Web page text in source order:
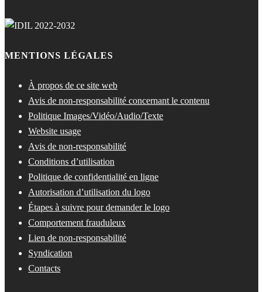
MENTIONS LÉGALES
À propos de ce site web
Avis de non-responsabilité concernant le contenu
Politique Images/Vidéo/Audio/Texte
Website usage
Avis de non-responsabilité
Conditions d’utilisation
Politique de confidentialité en ligne
Autorisation d’utilisation du logo
Étapes à suivre pour demander le logo
Comportement frauduleux
Lien de non-responsabilité
Syndication
Contacts